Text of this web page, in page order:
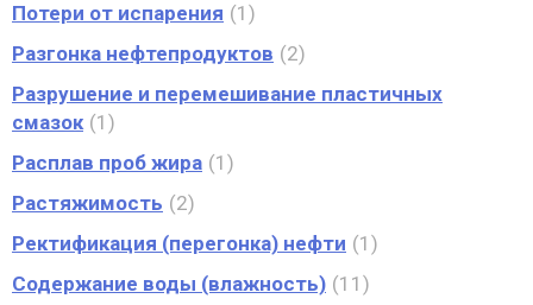
Потери от испарения
1
Разгонка нефтепродуктов
2
Разрушение и перемешивание пластичных
смазок 1
Расплав проб жира 1
Растяжимость
2
Ректификация (перегонка) нефти
1
Содержание воды (влажность) 11